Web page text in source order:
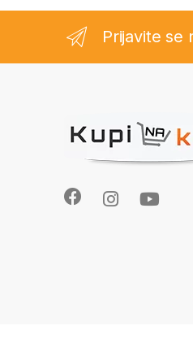
Prijavite se